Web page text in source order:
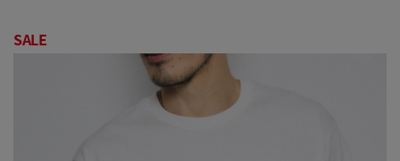
SALE